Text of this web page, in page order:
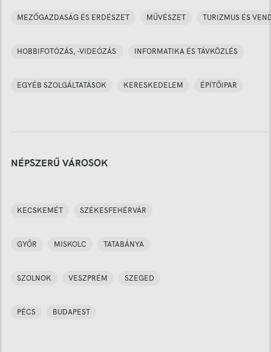
MEZŐGAZDASÁG ÉS ERDÉSZET MŰVÉSZET TURIZMUS ÉS
HOBBIFOTÓZÁS, -VIDEÓZÁS INFORMATIKA ÉS TÁVKÖZLÉS
EGYÉB SZOLGÁLTATÁSOK KERESKEDELEM ÉPÍTŐIPAR
NÉPSZERŰ VÁROSOK
KECSKEMÉT SZÉKESFEHÉRVÁR
GYŐR MISKOLC TATABÁNYA
SZOLNOK VESZPRÉM SZEGED
PÉCS BUDAPEST